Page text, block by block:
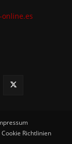
online.es
Cookie Richtlinien